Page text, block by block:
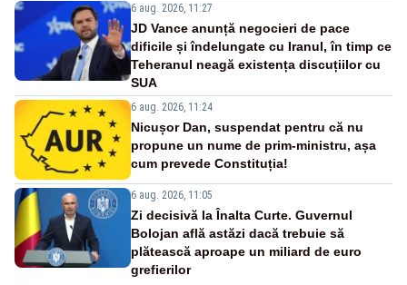
6 aug. 2026, 11:27
JD Vance anunță negocieri de pace
dificile și îndelungate cu Iranul, în timp ce
Teheranul neagă existența discuțiilor cu
SUA
6 aug. 2026, 11:24
Nicușor Dan, suspendat pentru că nu
propune un nume de prim-ministru, așa
cum prevede Constituția!
6 aug. 2026, 11:05
Zi decisivă la Înalta Curte. Guvernul
Bolojan află astăzi dacă trebuie să
plătească aproape un miliard de euro
grefierilor